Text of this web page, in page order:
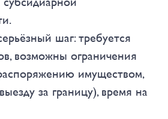
шаг: требуется
возможны ограничения
имуществом,
за границу), время на